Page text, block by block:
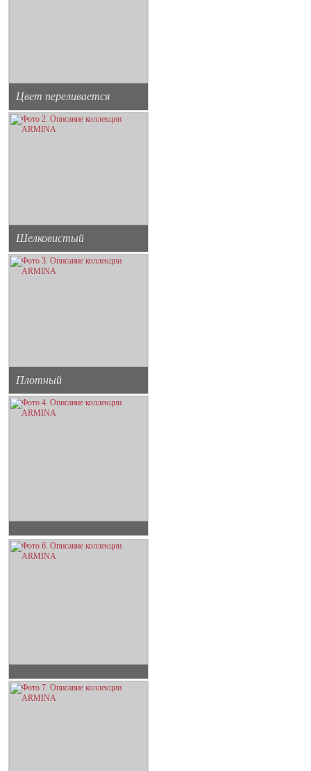
Цвет переливается
Шелковистый
Плотный